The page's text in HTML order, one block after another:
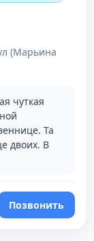
(Марьина
чуткая
Та
двоих. В
Позвонить